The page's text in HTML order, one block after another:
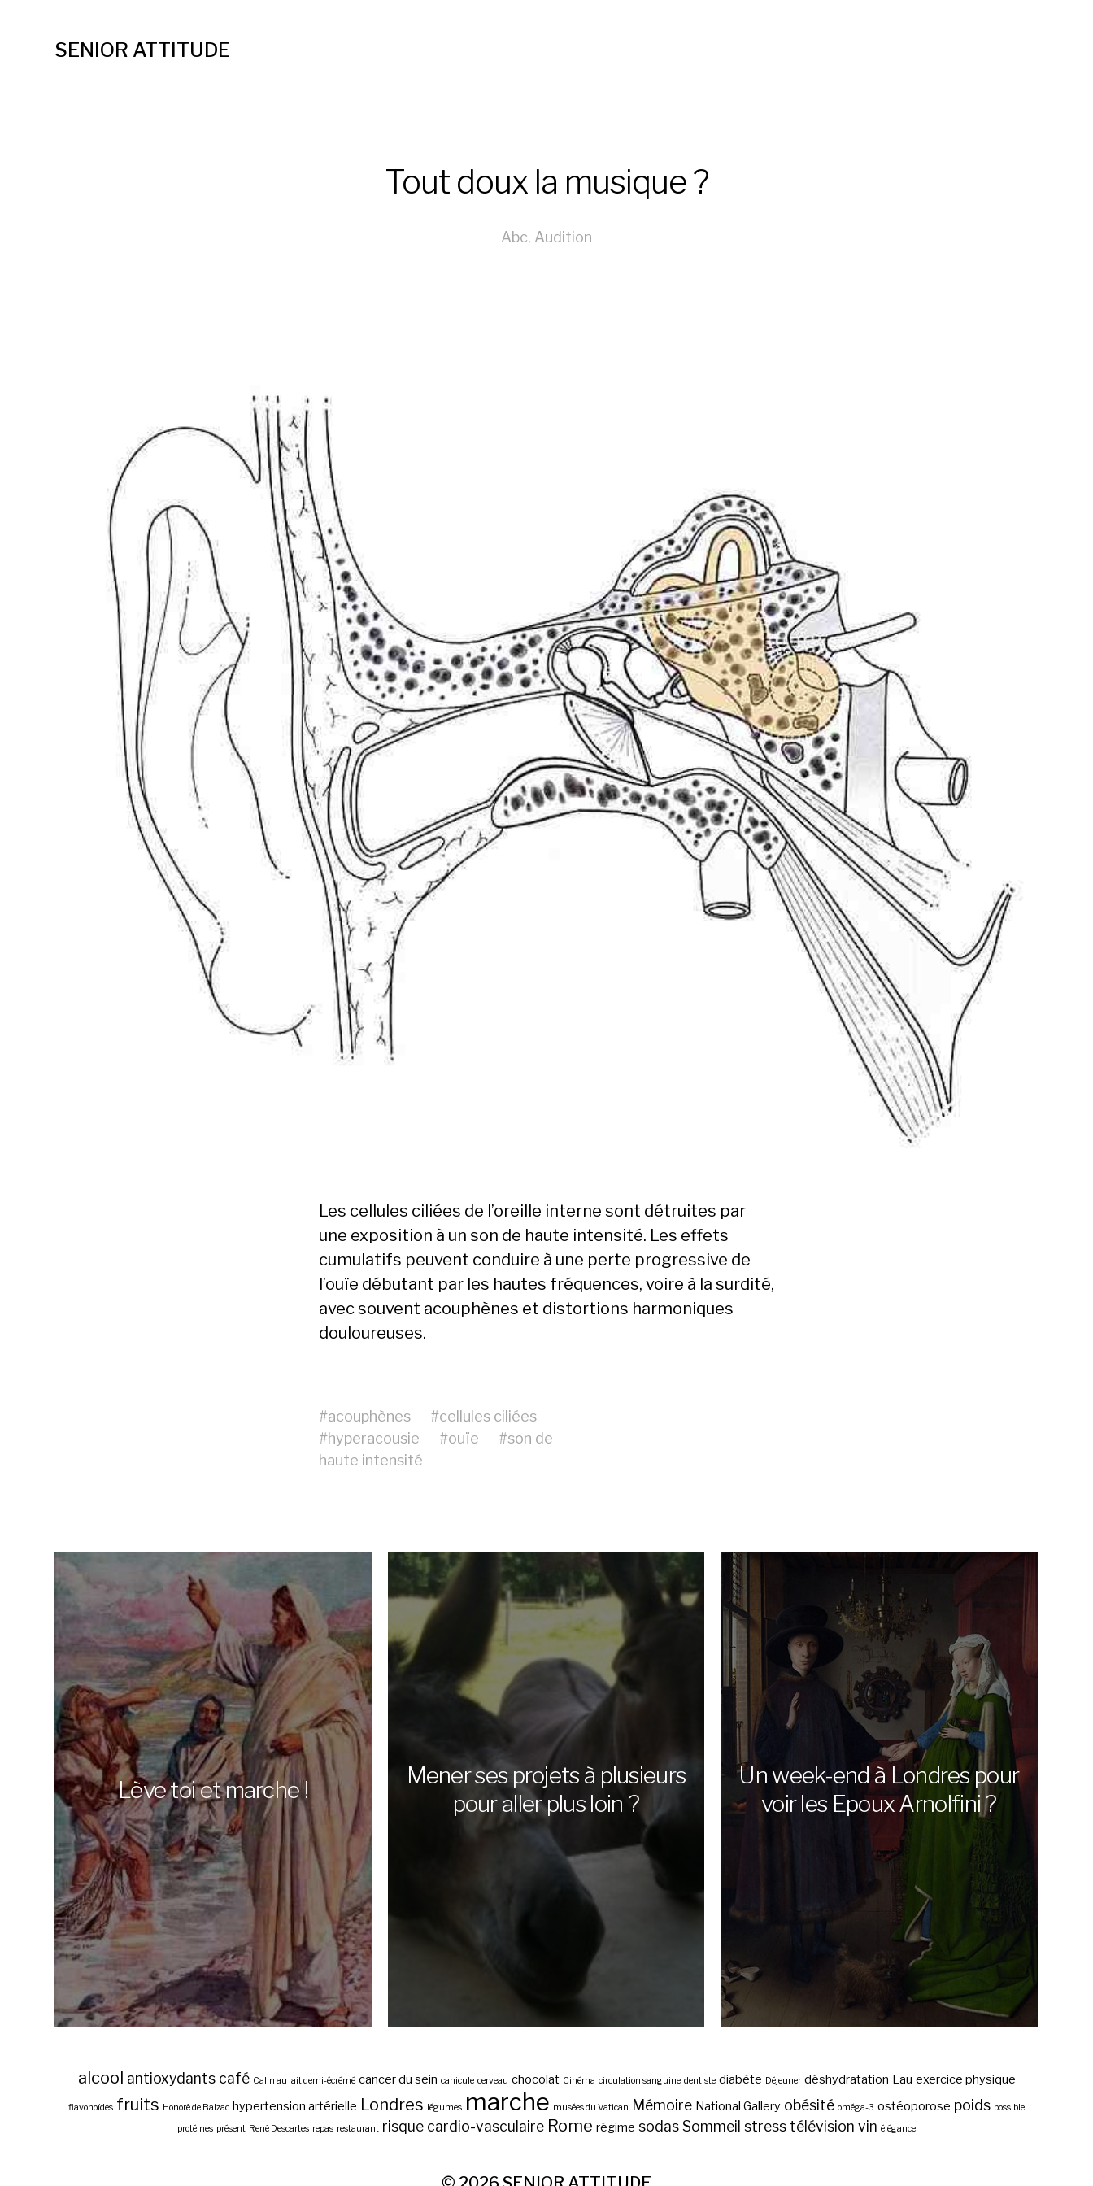
SENIOR ATTITUDE
Tout doux la musique ?
Abc, Audition
Les cellules ciliées de l’oreille interne sont détruites par
une exposition à un son de haute intensité. Les effets
cumulatifs peuvent conduire à une perte progressive de
l’ouïe débutant par les hautes fréquences, voire à la surdité,
avec souvent acouphènes et distortions harmoniques
douloureuses.
#acouphènes #cellules ciliées
#hyperacousie #ouïe #son de
haute intensité
Lève toi et marche !
Mener ses projets à plusieurs
pour aller plus loin ?
Un week-end à Londres pour
voir les Epoux Arnolfini ?
alcool antioxydants café Calin au lait demi-écrémé cancer du sein canicule cerveau chocolat Cinéma circulation sanguine dentiste diabète Déjeuner déshydratation Eau exercice physique
flavonoïdes fruits Honoré de Balzac hypertension artérielle Londres légumes marche musées du Vatican Mémoire National Gallery obésité oméga-3 ostéoporose poids possible
protéines présent René Descartes repas restaurant risque cardio-vasculaire Rome régime sodasSommeil stress télévision vin élégance